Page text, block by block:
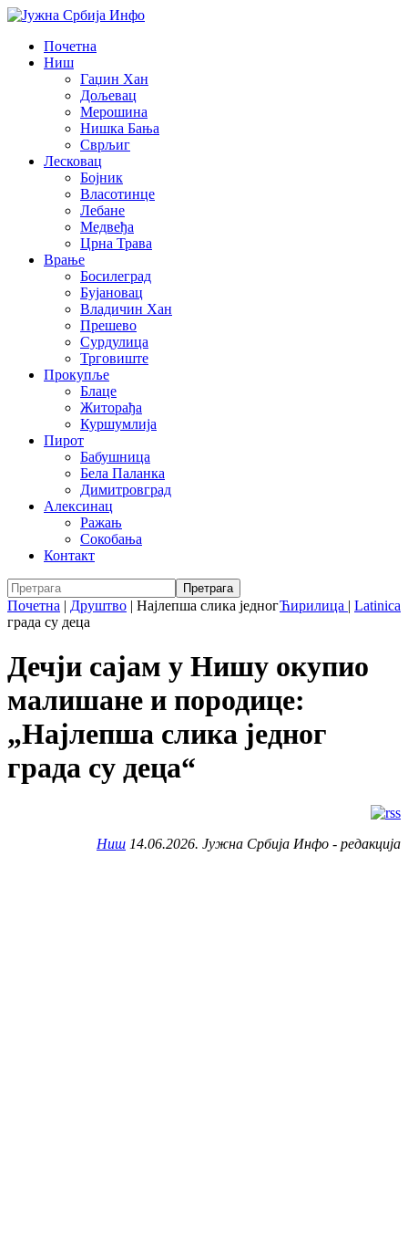
Почетна
Ниш
Гаџин Хан
Дољевац
Мерошина
Нишка Бања
Сврљиг
Лесковац
Бојник
Власотинце
Лебане
Медвеђа
Црна Трава
Врање
Босилеград
Бујановац
Владичин Хан
Прешево
Сурдулица
Трговиште
Прокупље
Блаце
Житорађа
Куршумлија
Пирот
Бабушница
Бела Паланка
Димитровград
Алексинац
Ражањ
Сокобања
Контакт
Ћирилица | Latinica
Почетна | Друштво | Најлепша слика једног
града су деца
Дечји сајам у Нишу окупио
малишане и породице:
„Најлепша слика једног
града су деца“
Ниш 14.06.2026. Јужна Србија Инфо - редакција